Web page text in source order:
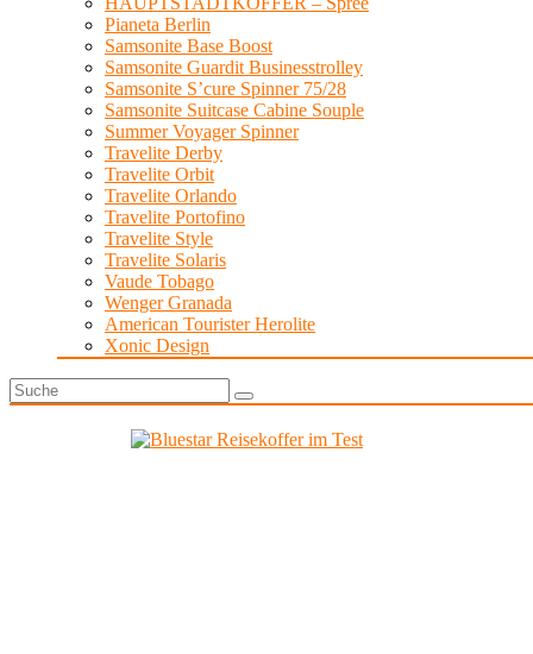
Pianeta Berlin
Samsonite Base Boost
Samsonite Guardit Businesstrolley
Samsonite S’cure Spinner 75/28
Samsonite Suitcase Cabine Souple
Summer Voyager Spinner
Travelite Derby
Travelite Orbit
Travelite Orlando
Travelite Portofino
Travelite Style
Travelite Solaris
Vaude Tobago
Wenger Granada
American Tourister Herolite
Xonic Design